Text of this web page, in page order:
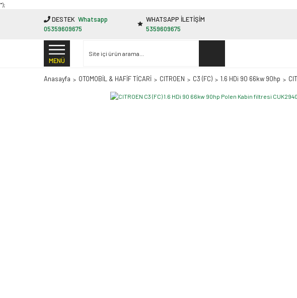
"');
DESTEK Whatsapp
05359609675
WHATSAPP İLETİŞİM
5359609675
MENÜ
Anasayfa OTOMOBİL & HAFİF TİCARİ CITROEN C3 (FC) 1.6 HDi 90 66kw 90hp